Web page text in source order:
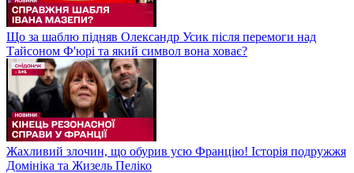
Що за шаблю підняв Олександр Усик після перемоги над
Тайсоном Ф'юрі та який символ вона ховає?
Жахливий злочин, що обурив усю Францію! Історія подружжя
Домініка та Жизель Пеліко